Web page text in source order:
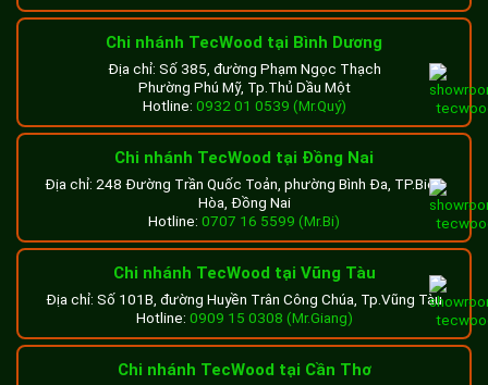
Chi nhánh TecWood tại Bình Dương
Địa chỉ: Số 385, đường Phạm Ngọc Thạch
Phường Phú Mỹ, Tp.Thủ Dầu Một
Hotline: 0932 01 0539 (Mr.Quý)
Chi nhánh TecWood tại Đồng Nai
Địa chỉ: 248 Đường Trần Quốc Toản, phường Bình Đa, TP.Biên
Hòa, Đồng Nai
Hotline: 0707 16 5599 (Mr.Bi)
Chi nhánh TecWood tại Vũng Tàu
Địa chỉ: Số 101B, đường Huyền Trân Công Chúa, Tp.Vũng Tàu
Hotline: 0909 15 0308 (Mr.Giang)
Chi nhánh TecWood tại Cần Thơ